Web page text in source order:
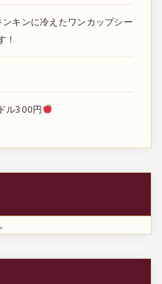
ンキンに冷えたワンカップシー
！
ル300円